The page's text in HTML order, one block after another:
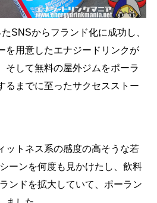
SNSからフランド化に成功し、
を用意したエナジードリンクが
そして無料の屋外ジムをポーラ
るまでに至ったサクセスストー
ットネス系の感度の高そうな若
ーンを何度も見かけたし、飲料
ンドを拡大していて、ポーラン